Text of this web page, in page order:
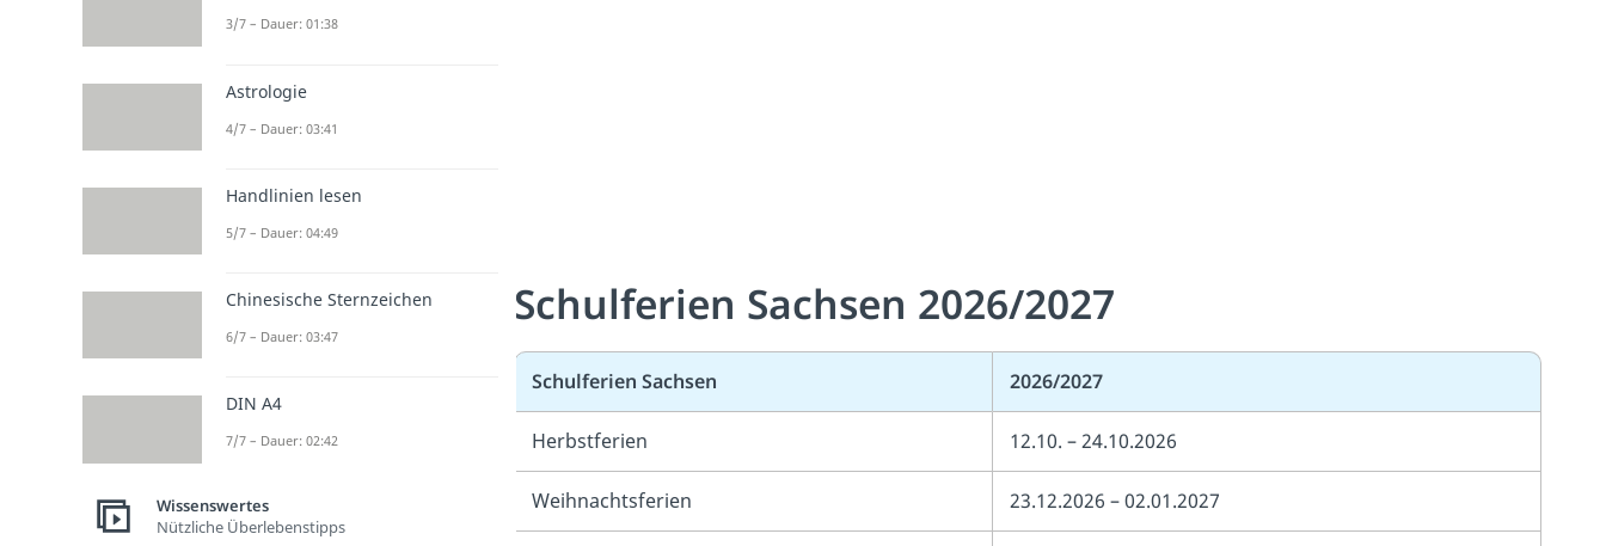
Schulferien Sachsen 2026/2027
Schulferien Sachsen 2026/2027
Herbstferien 12.10. – 24.10.2026
Weihnachtsferien 23.12.2026 – 02.01.2027
3/7 – Dauer: 01:38
Astrologie
4/7 – Dauer: 03:41
Handlinien lesen
5/7 – Dauer: 04:49
Chinesische Sternzeichen
6/7 – Dauer: 03:47
DIN A4
7/7 – Dauer: 02:42
Wissenswertes
Nützliche Überlebenstipps